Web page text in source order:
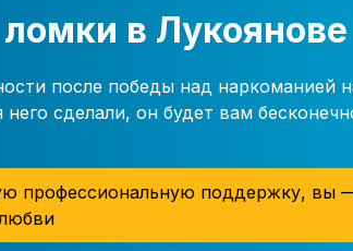
в Лукоянове
после победы над наркоманией
сделали, он будет вам
профессиональную поддержку, вы